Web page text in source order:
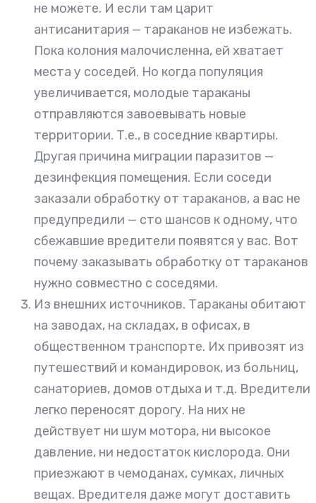
не можете. И если там царит
антисанитария — тараканов не избежать.
Пока колония малочисленна, ей хватает
места у соседей. Но когда популяция
увеличивается, молодые тараканы
отправляются завоевывать новые
территории. Т.е., в соседние квартиры.
Другая причина миграции паразитов —
дезинфекция помещения. Если соседи
заказали обработку от тараканов, а вас не
предупредили — сто шансов к одному, что
сбежавшие вредители появятся у вас. Вот
почему заказывать обработку от тараканов
нужно совместно с соседями.
Из внешних источников. Тараканы обитают
на заводах, на складах, в офисах, в
общественном транспорте. Их привозят из
путешествий и командировок, из больниц,
санаториев, домов отдыха и т.д. Вредители
легко переносят дорогу. На них не
действует ни шум мотора, ни высокое
давление, ни недостаток кислорода. Они
приезжают в чемоданах, сумках, личных
вещах. Вредителя даже могут доставить